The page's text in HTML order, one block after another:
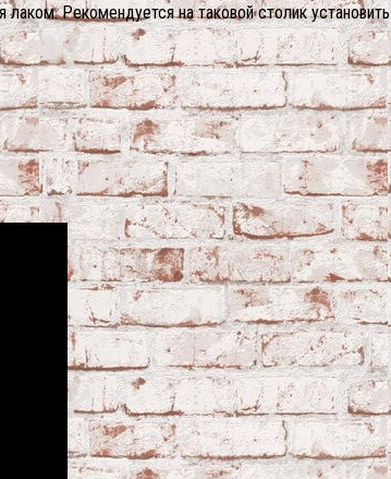
Рекомендуется на таковой столик установить